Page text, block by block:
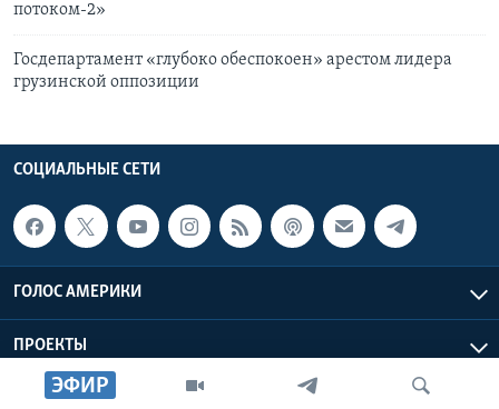
ЭФИР
потоком-2»
Госдепартамент «глубоко обеспокоен» арестом лидера
грузинской оппозиции
СОЦИАЛЬНЫЕ СЕТИ
ГОЛОС АМЕРИКИ
ПРОЕКТЫ